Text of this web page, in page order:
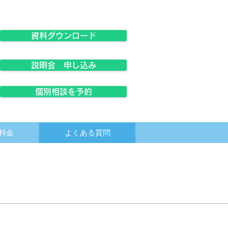
資料ダウンロード
説明会 申し込み
個別相談を予約
金 よくある質問